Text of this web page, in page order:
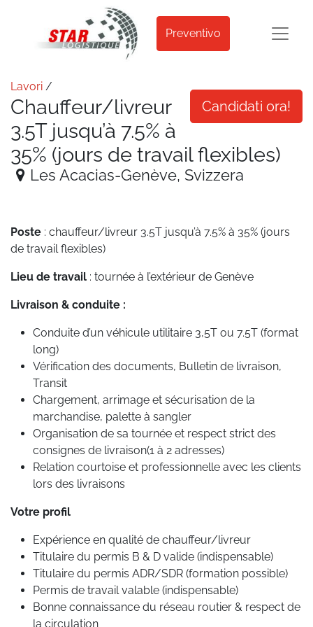
Preventivo
Candidati ora!
Lavori /
Chauffeur/livreur
3.5T jusqu’à 7.5% à
35% (jours de travail flexibles)
Les Acacias-Genève, Svizzera
Poste : chauffeur/livreur 3.5T jusqu’à 7.5% à 35% (jours
de travail flexibles)
Lieu de travail : tournée à l’extérieur de Genève
Livraison & conduite :
Conduite d’un véhicule utilitaire 3,5T ou 7.5T (format
long)
Vérification des documents, Bulletin de livraison,
Transit
Chargement, arrimage et sécurisation de la
marchandise, palette à sangler
Organisation de sa tournée et respect strict des
consignes de livraison(1 à 2 adresses)
Relation courtoise et professionnelle avec les clients
lors des livraisons
Votre profil
Expérience en qualité de chauffeur/livreur
Titulaire du permis B & D valide (indispensable)
Titulaire du permis ADR/SDR (formation possible)
Permis de travail valable (indispensable)
Bonne connaissance du réseau routier & respect de
la circulation